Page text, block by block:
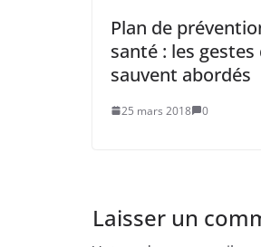
Plan de
santé : les gestes
sauvent abordés
25 mars 2018 0
Laisser un